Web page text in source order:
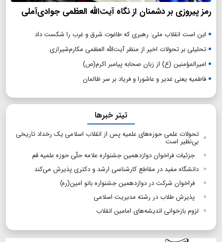
رمز پیروزی بر دشمنان از نگاه آیت‌الله العظمی جوادی‌آملی
این است انقلاب ملی: رهبری که طاغوت شرق و غرب را شکست داد
تحلیلی بر تحولات اخیر از منظر آیت‌الله العظمی مکارم‌شیرازی
امیرالمؤمنین (ع) از زبان صحابه پیامبر اکرم(ص)
فاطمیه یعنی غدیر و عاشورا و فریاد بر سر ظالمان
تیتر خبرها
تحولات علمی حوزه‌های علمیه پس از انقلاب اسلامی یک رخداد تاریخی
بی‌نظیر است
جزئیات فراخوان دوازدهمین جشنواره علامه حلّی حوزه علمیه قم
دانشگاه مفید در مقاطع کارشناسی ارشد و دکتری پذیرش می‌کند
فراخوان شرکت در دوازدهمین جشنواره بانو امین(ره)
پذیرش طلاب در رشته مدیریت اسلامی
لزوم بازخوانی اندیشه‌های امامین انقلاب